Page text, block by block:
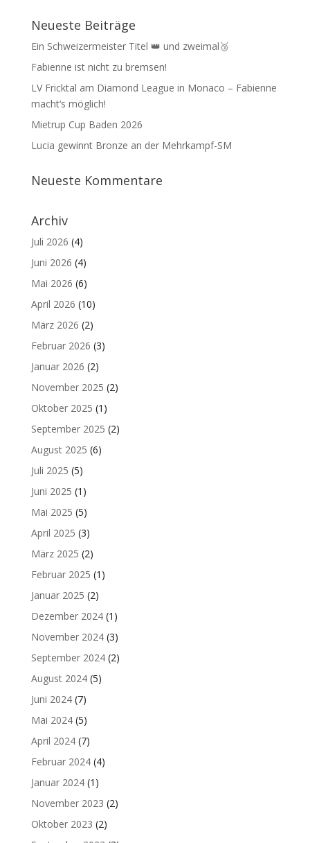
Neueste Beiträge
Ein Schweizermeister Titel 👑 und zweimal🥉
Fabienne ist nicht zu bremsen!
LV Fricktal am Diamond League in Monaco – Fabienne
macht‘s möglich!
Mietrup Cup Baden 2026
Lucia gewinnt Bronze an der Mehrkampf-SM
Neueste Kommentare
Archiv
Juli 2026 (4)
Juni 2026 (4)
Mai 2026 (6)
April 2026 (10)
März 2026 (2)
Februar 2026 (3)
Januar 2026 (2)
November 2025 (2)
Oktober 2025 (1)
September 2025 (2)
August 2025 (6)
Juli 2025 (5)
Juni 2025 (1)
Mai 2025 (5)
April 2025 (3)
März 2025 (2)
Februar 2025 (1)
Januar 2025 (2)
Dezember 2024(1)
November 2024(3)
September 2024(2)
August 2024(5)
Juni 2024(7)
Mai 2024(5)
April 2024(7)
Februar 2024(4)
Januar 2024(1)
November 2023 (2)
Oktober 2023 (2)